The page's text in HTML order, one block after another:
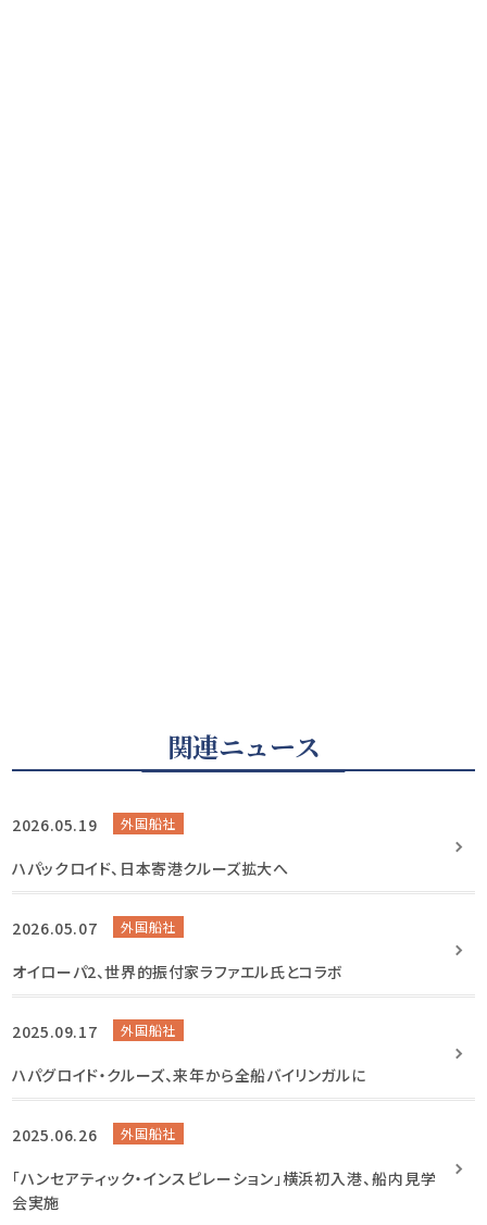
関連ニュース
2026.05.19 外国船社
ハパックロイド、日本寄港クルーズ拡大へ
2026.05.07 外国船社
オイローパ2、世界的振付家ラファエル氏とコラボ
2025.09.17 外国船社
ハパグロイド・クルーズ、来年から全船バイリンガルに
2025.06.26 外国船社
「ハンセアティック・インスピレーション」横浜初入港、船内見学
会実施